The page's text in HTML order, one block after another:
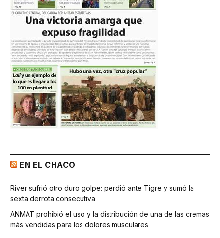
EN EL CHACO
River sufrió otro duro golpe: perdió ante Tigre y sumó la
sexta derrota consecutiva
ANMAT prohibió el uso y la distribución de una de las cremas
más vendidas para los dolores musculares